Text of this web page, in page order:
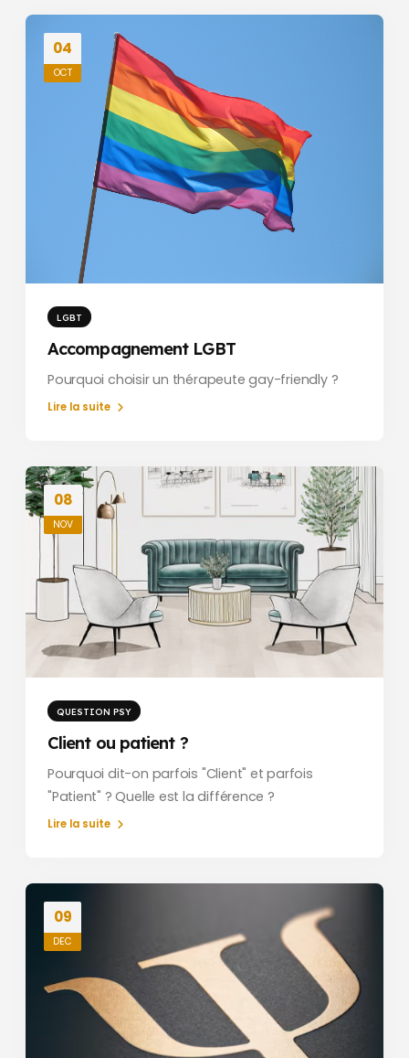
04
OCT
LGBT
Accompagnement LGBT
Pourquoi choisir un thérapeute gay-friendly ?
Lire la suite
08
NOV
QUESTION PSY
Client ou patient ?
Pourquoi dit-on parfois "Client" et parfois
"Patient" ? Quelle est la différence ?
Lire la suite
09
DEC